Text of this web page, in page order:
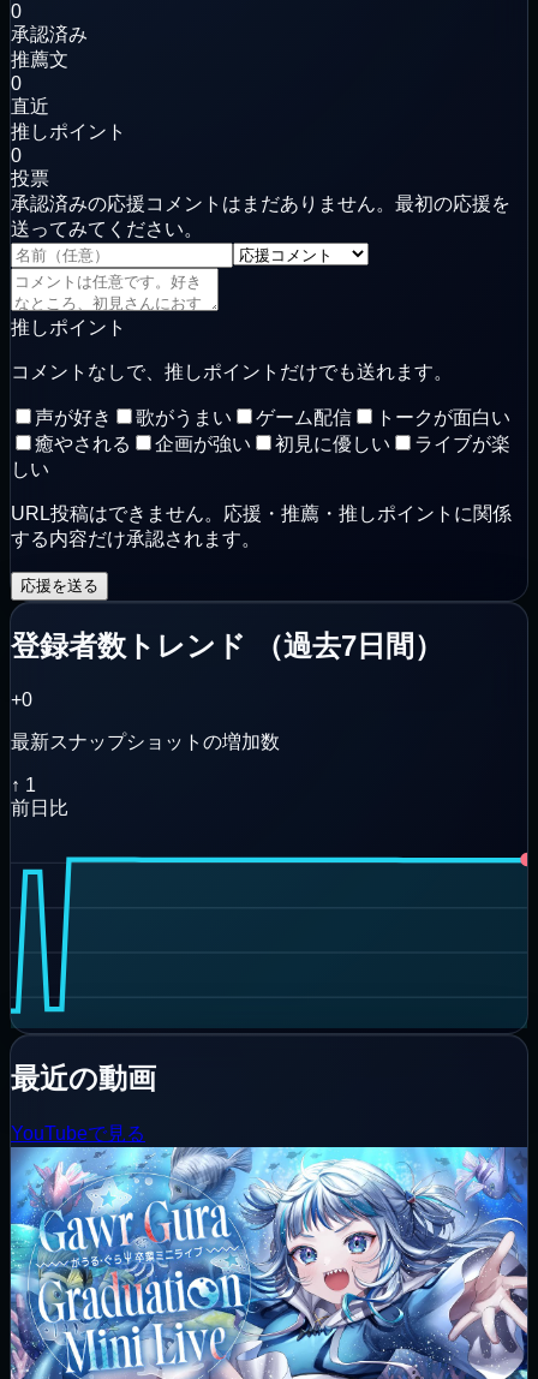
0
承認済み
推薦文
0
直近
推しポイント
0
投票
承認済みの応援コメントはまだありません。最初の応援を
送ってみてください。
推しポイント
コメントなしで、推しポイントだけでも送れます。
声が好き 歌がうまい ゲーム配信
トークが面白い
癒やされる
企画が強い 初見に優しい
ライブが楽
しい
URL投稿はできません。応援・推薦・推しポイントに関係
する内容だけ承認されます。
応援を送る
登録者数トレンド （過去7日間 ）
+0
最新スナップショットの増加数
↑ 1
前日比
最近の動画
YouTubeで見る